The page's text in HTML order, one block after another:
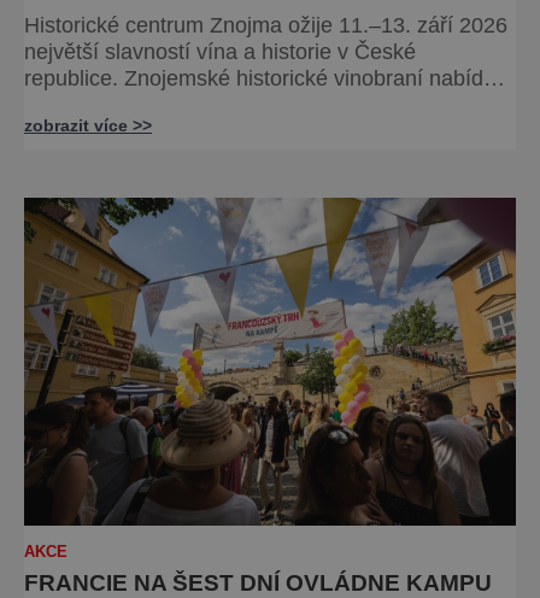
Historické centrum Znojma ožije 11.–13. září 2026
největší slavností vína a historie v České
republice. Znojemské historické vinobraní nabídne
bodů, desítky vinařů, velkolepý historický průvod
promění v živoucí kulisu středověku, kde se
historie prolíná se
zobrazit více >>
AKCE
FRANCIE NA ŠEST DNÍ OVLÁDNE KAMPU